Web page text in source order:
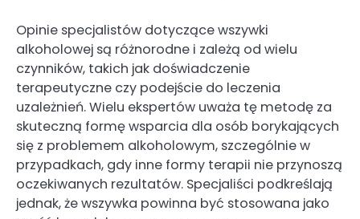
Opinie specjalistów dotyczące wszywki
alkoholowej są różnorodne i zależą od wielu
czynników, takich jak doświadczenie
terapeutyczne czy podejście do leczenia
uzależnień. Wielu ekspertów uważa tę metodę za
skuteczną formę wsparcia dla osób borykających
się z problemem alkoholowym, szczególnie w
przypadkach, gdy inne formy terapii nie przynoszą
oczekiwanych rezultatów. Specjaliści podkreślają
jednak, że wszywka powinna być stosowana jako